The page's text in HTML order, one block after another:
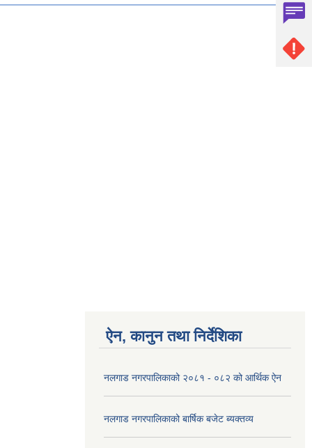
ऐन, कानुन तथा निर्देशिका
नलगाड नगरपालिकाको २०८१ - ०८२ को आर्थिक ऐन
नलगाड नगरपालिकाको बार्षिक बजेट ब्यक्तव्य